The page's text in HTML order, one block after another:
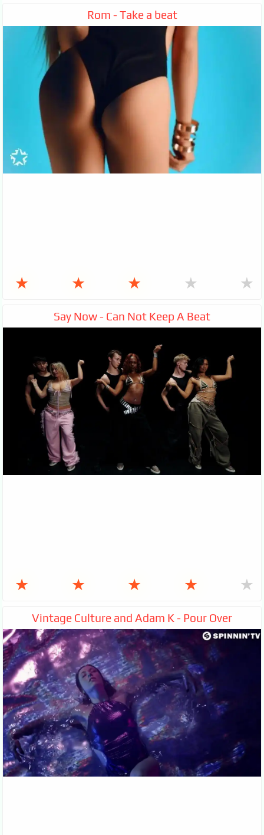
Rom - Take a beat
★ ★ ★ ★ ★
Say Now - Can Not Keep A Beat
★ ★ ★ ★ ★
Vintage Culture and Adam K - Pour Over